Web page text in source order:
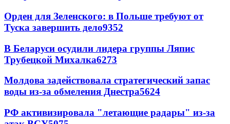
Орден для Зеленского: в Польше требуют от
Туска завершить дело9352
В Беларуси осудили лидера группы Ляпис
Трубецкой Михалка6273
Молдова задействовала стратегический запас
воды из-за обмеления Днестра5624
РФ активизировала "летающие радары" из-за